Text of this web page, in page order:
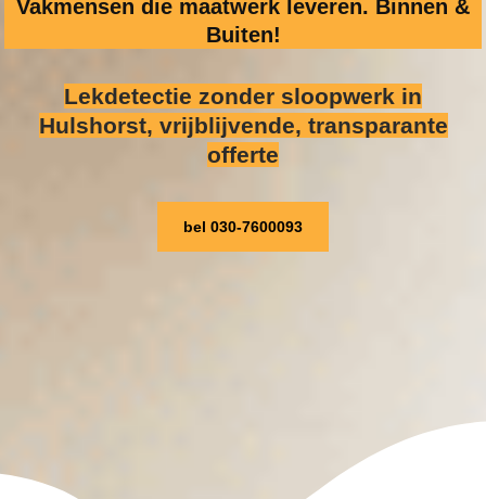
Vakmensen die maatwerk leveren. Binnen &
Buiten!
Lekdetectie zonder sloopwerk in
Hulshorst, vrijblijvende, transparante
offerte
bel 030-7600093